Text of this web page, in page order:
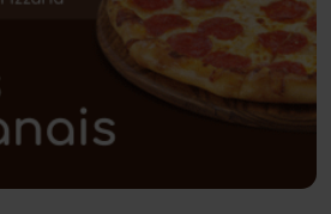
(58)
(27)